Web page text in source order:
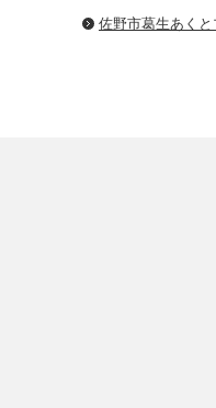
佐野市葛生あく